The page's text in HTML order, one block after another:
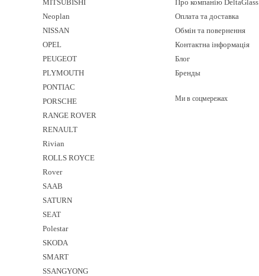
MITSUBISHI
Neoplan
NISSAN
OPEL
PEUGEOT
PLYMOUTH
PONTIAC
PORSCHE
RANGE ROVER
RENAULT
Rivian
ROLLS ROYCE
Rover
SAAB
SATURN
SEAT
Polestar
SKODA
SMART
SSANGYONG
Про компанію DeltaGlass
Оплата та доставка
Обмін та повернення
Контактна інформація
Блог
Бренды
Ми в соцмережах